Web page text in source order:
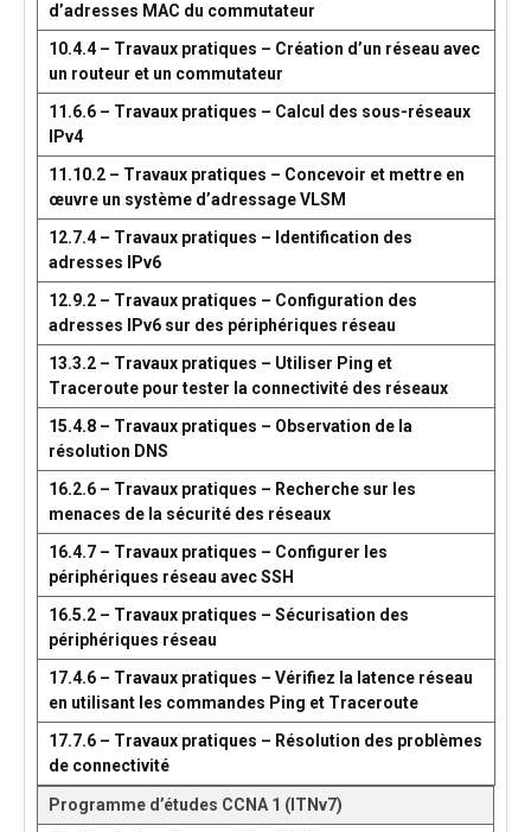
d’adresses MAC du commutateur
10.4.4 – Travaux pratiques – Création d’un réseau avec
un routeur et un commutateur
11.6.6 – Travaux pratiques – Calcul des sous-réseaux
IPv4
11.10.2 – Travaux pratiques – Concevoir et mettre en
œuvre un système d’adressage VLSM
12.7.4 – Travaux pratiques – Identification des
adresses IPv6
12.9.2 – Travaux pratiques – Configuration des
adresses IPv6 sur des périphériques réseau
13.3.2 – Travaux pratiques – Utiliser Ping et
Traceroute pour tester la connectivité des réseaux
15.4.8 – Travaux pratiques – Observation de la
résolution DNS
16.2.6 – Travaux pratiques – Recherche sur les
menaces de la sécurité des réseaux
16.4.7 – Travaux pratiques – Configurer les
périphériques réseau avec SSH
16.5.2 – Travaux pratiques – Sécurisation des
périphériques réseau
17.4.6 – Travaux pratiques – Vérifiez la latence réseau
en utilisant les commandes Ping et Traceroute
17.7.6 – Travaux pratiques – Résolution des problèmes
de connectivité
Programme d’études CCNA 1 (ITNv7)